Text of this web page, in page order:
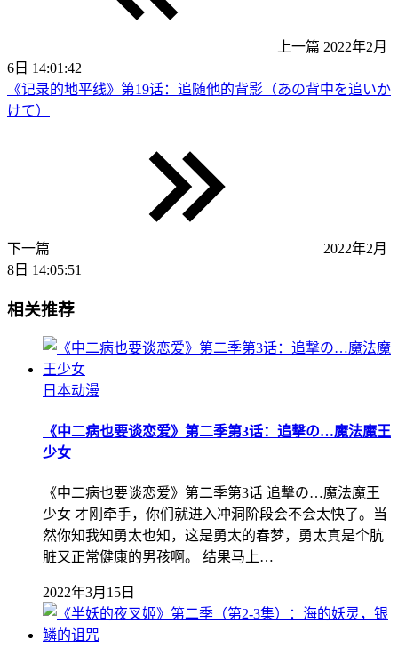
上一篇 2022年2月
6日 14:01:42
《记录的地平线》第19话：追随他的背影（あの背中を追いか
けて）
下一篇
2022年2月
8日 14:05:51
相关推荐
日本动漫
《中二病也要谈恋爱》第二季第3话：追撃の…魔法魔王
少女
《中二病也要谈恋爱》第二季第3话 追撃の…魔法魔王
少女 才刚牵手，你们就进入冲洞阶段会不会太快了。当
然你知我知勇太也知，这是勇太的春梦，勇太真是个肮
脏又正常健康的男孩啊。 结果马上…
2022年3月15日